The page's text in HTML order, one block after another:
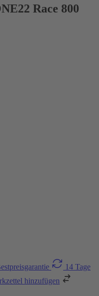
Race 800
14 Tage
hinzufügen